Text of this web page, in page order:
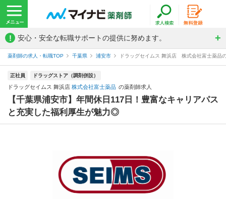
! 安心・安全な転職サポートの提供に努めます。
薬剤師の求人・転職TOP 千葉県 浦安市 ドラッグセイムス 舞浜店 株式会社富士薬品
正社員 ドラッグストア（調剤併設）
ドラッグセイムス 舞浜店 株式会社富士薬品 の薬剤師求人
【千葉県浦安市】年間休日117日！豊富なキャリアパス
と充実した福利厚生が魅力◎